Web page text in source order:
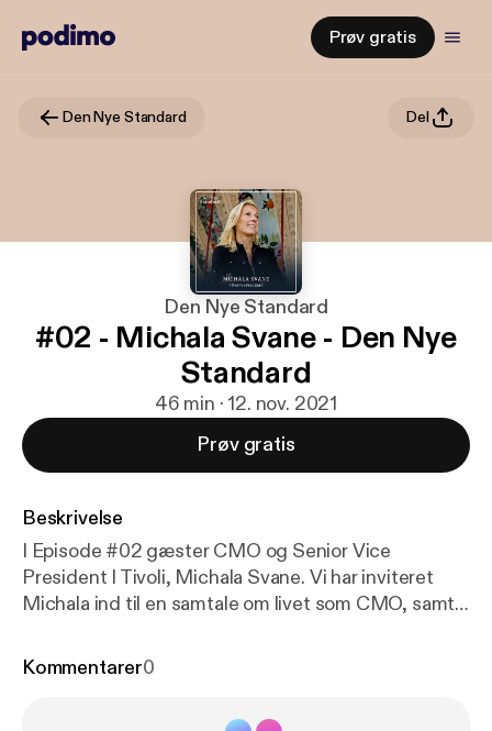
Prøv gratis
Den Nye Standard Del
Den Nye Standard
#02 - Michala Svane - Den Nye
Standard
46 min · 12. nov. 2021
Prøv gratis
Beskrivelse
I Episode #02 gæster CMO og Senior Vice
President I Tivoli, Michala Svane. Vi har inviteret
Michala ind til en samtale om livet som CMO, samt
er at drive og udvikle digitaliseringen i Danmarks
Kommentarer0